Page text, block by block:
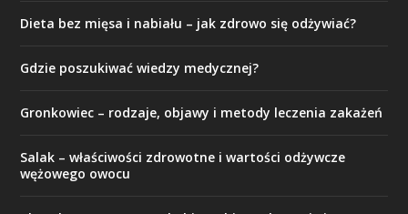
Dieta bez mięsa i nabiału – jak zdrowo się odżywiać?
Gdzie poszukiwać wiedzy medycznej?
Gronkowiec – rodzaje, objawy i metody leczenia zakażeń
Salak – właściwości zdrowotne i wartości odżywcze
wężowego owocu